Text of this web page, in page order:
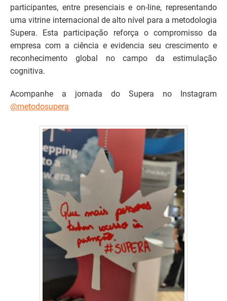
participantes, entre presenciais e on-line, representando
uma vitrine internacional de alto nível para a metodologia
Supera. Esta participação reforça o compromisso da
empresa com a ciência e evidencia seu crescimento e
reconhecimento global no campo da estimulação
cognitiva.
Acompanhe a jornada do Supera no Instagram
@metodosupera